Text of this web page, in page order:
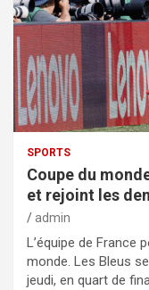
SPORTS
Coupe du
et rejoint les
admin
L’équipe de France
monde. Les Bleus
jeudi, en quart de